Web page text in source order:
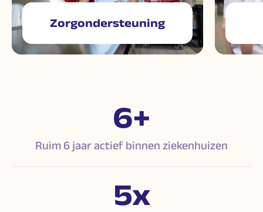
Zorgondersteuning
6+
Ruim 6 jaar actief binnen ziekenhuizen
5x